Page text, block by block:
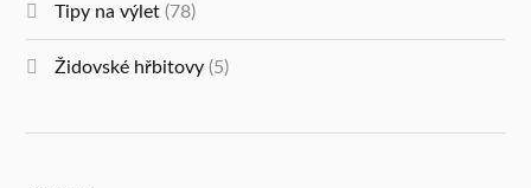
Tipy na výlet (78)
Židovské hřbitovy (5)